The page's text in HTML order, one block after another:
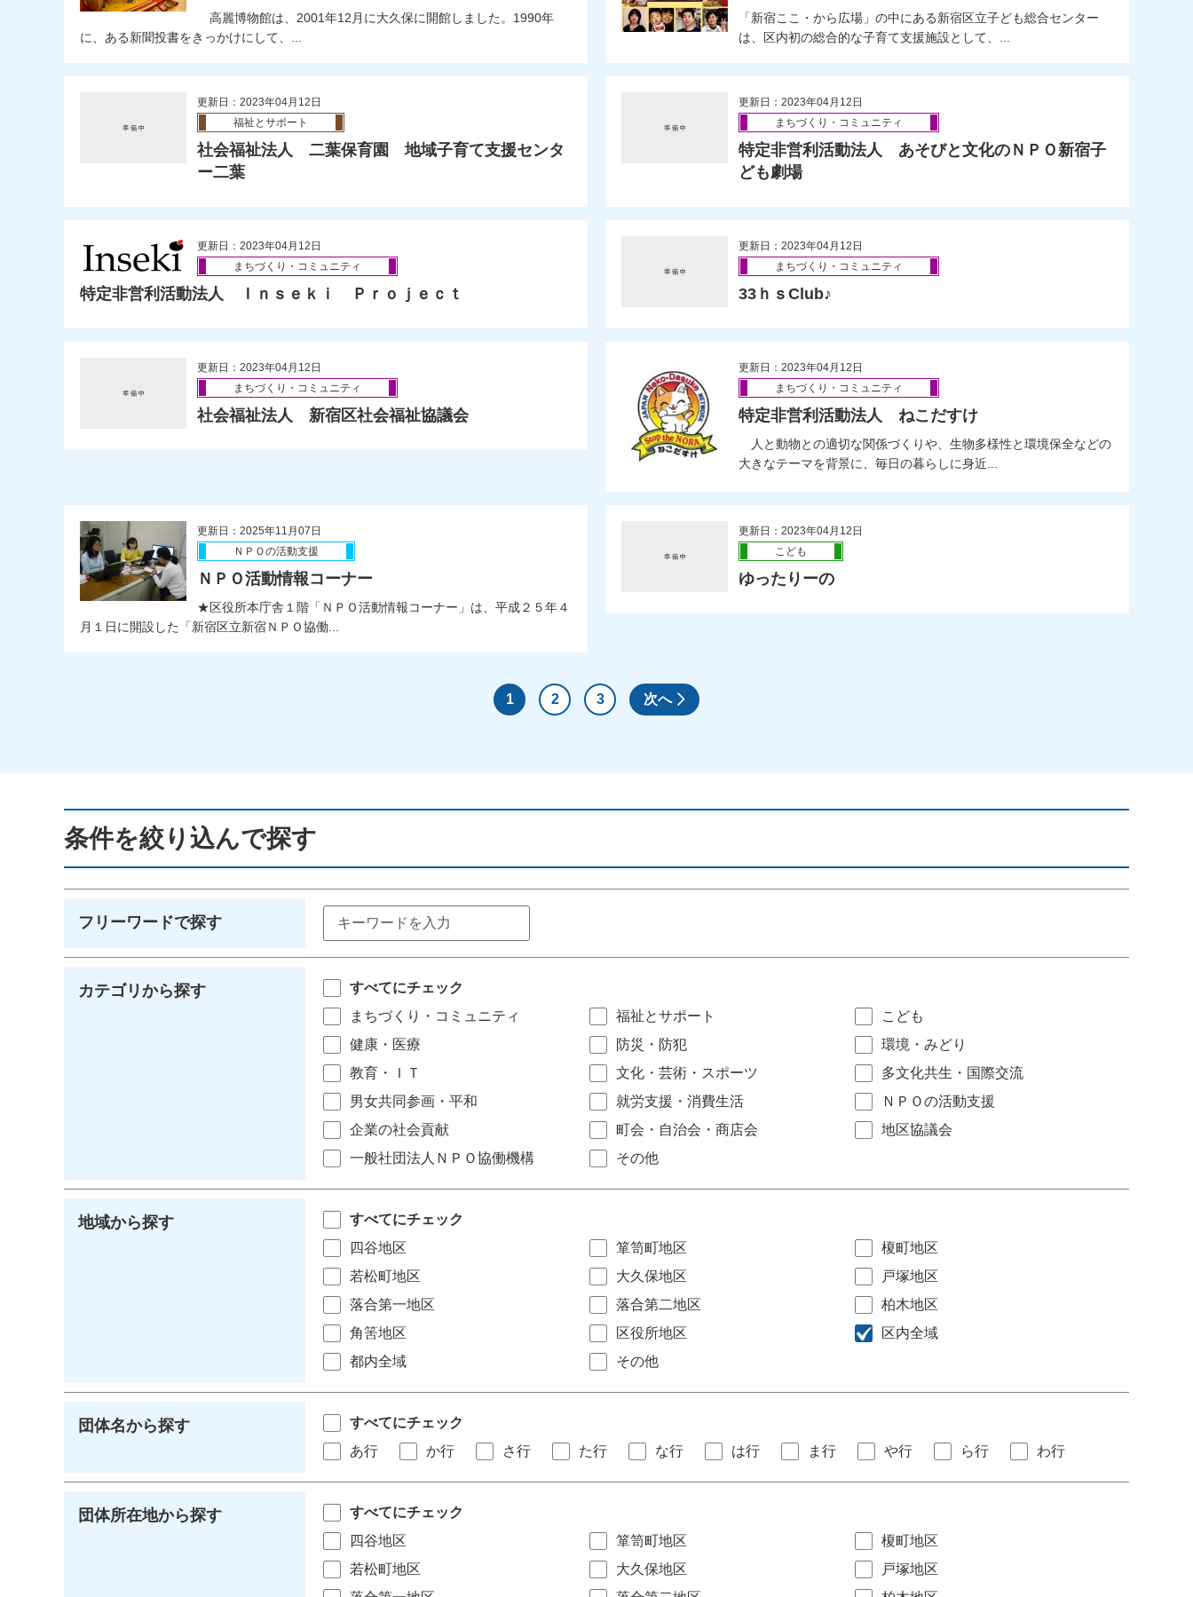
高麗博物館は、2001年12月に大久保に開館しました。1990年
に、ある新聞投書をきっかけにして、...
「新宿ここ・から広場」の中にある新宿区立子ども総合センター
は、区内初の総合的な子育て支援施設として、...
更新日：2023年04月12日
福祉とサポート
社会福祉法人 二葉保育園 地域子育て支援センタ
ー二葉
更新日：2023年04月12日
まちづくり・コミュニティ
特定非営利活動法人 あそびと文化のＮＰＯ新宿子
ども劇場
更新日：2023年04月12日
まちづくり・コミュニティ
特定非営利活動法人 Ｉｎｓｅｋｉ Ｐｒｏｊｅｃｔ
更新日：2023年04月12日
まちづくり・コミュニティ
33ｈｓClub♪
更新日：2023年04月12日
まちづくり・コミュニティ
社会福祉法人 新宿区社会福祉協議会
更新日：2023年04月12日
まちづくり・コミュニティ
特定非営利活動法人 ねこだすけ
人と動物との適切な関係づくりや、生物多様性と環境保全などの
大きなテーマを背景に、毎日の暮らしに身近...
更新日：2025年11月07日
ＮＰＯの活動支援
ＮＰＯ活動情報コーナー
★区役所本庁舎１階「ＮＰＯ活動情報コーナー」は、平成２５年４
月１日に開設した「新宿区立新宿ＮＰＯ協働...
更新日：2023年04月12日
こども
ゆったりーの
1 2 3 次へ
条件を絞り込んで探す
フリーワードで探す
カテゴリから探す
すべてにチェック
まちづくり・コミュニティ
福祉とサポート
こども
健康・医療
防災・防犯
環境・みどり
教育・ＩＴ
文化・芸術・スポーツ
多文化共生・国際交流
男女共同参画・平和
就労支援・消費生活
ＮＰＯの活動支援
企業の社会貢献
町会・自治会・商店会
地区協議会
一般社団法人ＮＰＯ協働機構
その他
地域から探す
すべてにチェック
四谷地区
箪笥町地区
榎町地区
若松町地区
大久保地区
戸塚地区
落合第一地区
落合第二地区
柏木地区
角筈地区
区役所地区
区内全域
都内全域
その他
団体名から探す
すべてにチェック
あ行
か行 さ行 た行 な行 は行 ま行 や行 ら行 わ行
団体所在地から探す
すべてにチェック
四谷地区
箪笥町地区
榎町地区
若松町地区
大久保地区
戸塚地区